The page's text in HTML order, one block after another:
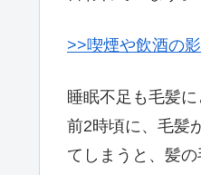
>>喫煙や飲酒の
睡眠不足も毛髪
前2時頃に、毛髪
てしまうと、髪